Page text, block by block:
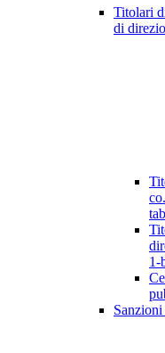
Titolari
di
1-